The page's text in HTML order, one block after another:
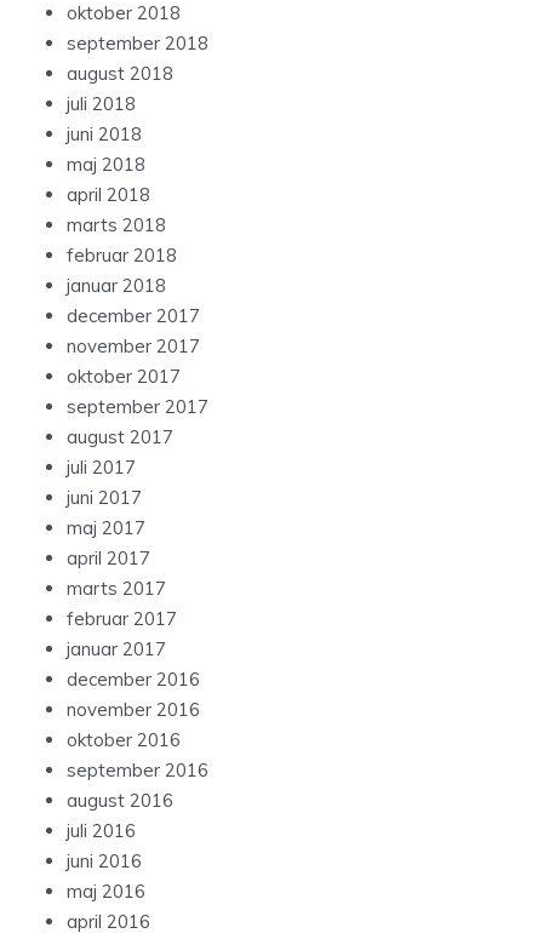
oktober 2018
september 2018
august 2018
juli 2018
juni 2018
maj 2018
april 2018
marts 2018
februar 2018
januar 2018
december 2017
november 2017
oktober 2017
september 2017
august 2017
juli 2017
juni 2017
maj 2017
april 2017
marts 2017
februar 2017
januar 2017
december 2016
november 2016
oktober 2016
september 2016
august 2016
juli 2016
juni 2016
maj 2016
april 2016